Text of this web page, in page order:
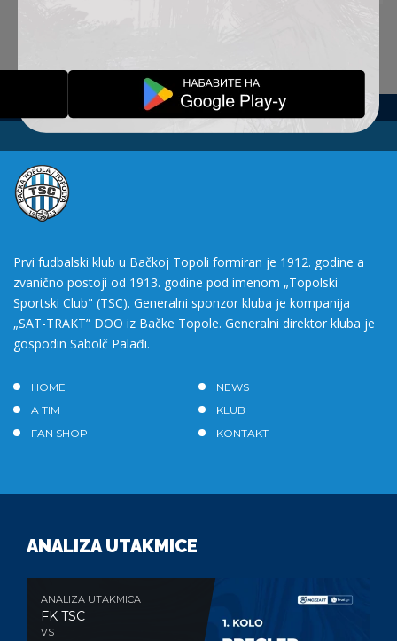
Prvi fudbalski klub u Bačkoj Topoli formiran je 1912. godine a
zvanično postoji od 1913. godine pod imenom „Topolski
Sportski Club" (TSC). Generalni sponzor kluba je kompanija
„SAT-TRAKT” DOO iz Bačke Topole. Generalni direktor kluba je
gospodin Sabolč Palađi.
HOME
NEWS
A TIM
KLUB
FAN SHOP
KONTAKT
ANALIZA UTAKMICE
ANALIZA UTAKMICA
FK TSC
VS